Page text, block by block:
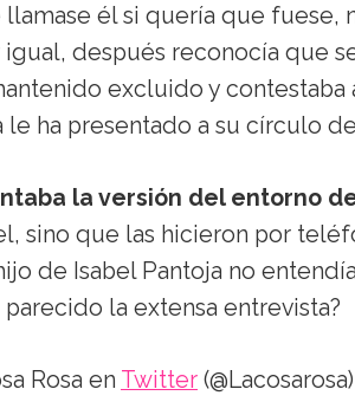
él si quería que fuese,
después reconocía que
excluido y
ha presentado a su círculo
la versión del entorno
sino que las hicieron por
de Isabel Pantoja no
parecido la extensa entrevista?
Rosa en Twitter (@Lacosarosa)